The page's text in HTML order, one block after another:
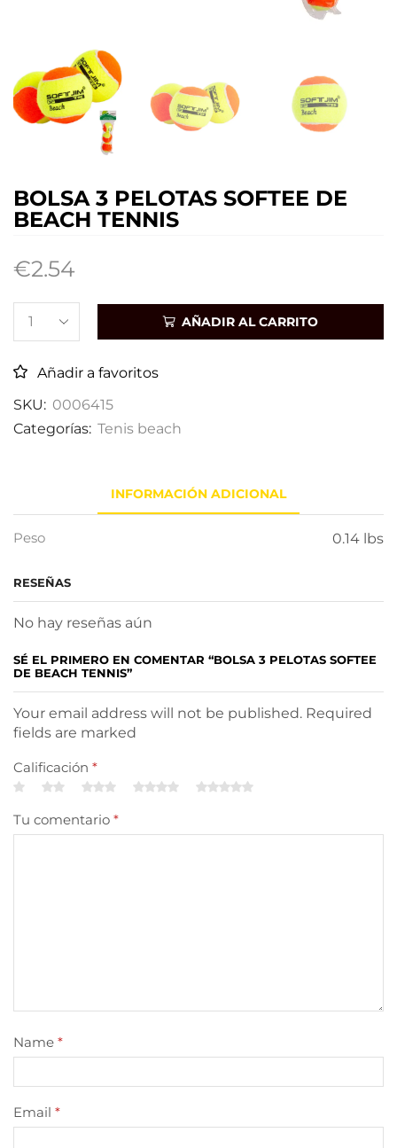
BOLSA 3 PELOTAS SOFTEE DE
BEACH TENNIS
€2.54
AÑADIR AL CARRITO
Añadir a favoritos
SKU: 0006415
Categorías: Tenis beach
INFORMACIÓN ADICIONAL
Peso 0.14 lbs
RESEÑAS
No hay reseñas aún
SÉ EL PRIMERO EN COMENTAR “BOLSA 3 PELOTAS SOFTEE
DE BEACH TENNIS”
Your email address will not be published. Required
fields are marked
Calificación *
Tu comentario *
Name *
Email *